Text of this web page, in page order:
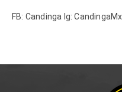
FB: Candinga Ig: CandingaMx